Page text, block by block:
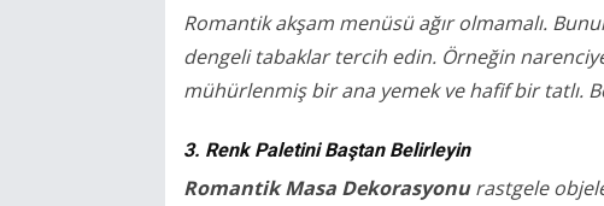
Romantik akşam menüsü ağır olmamalı.
dengeli tabaklar tercih edin. Örneğin
mühürlenmiş bir ana yemek ve hafif bir tatlı.
3. Renk Paletini Baştan Belirleyin
Romantik Masa Dekorasyonurastgele